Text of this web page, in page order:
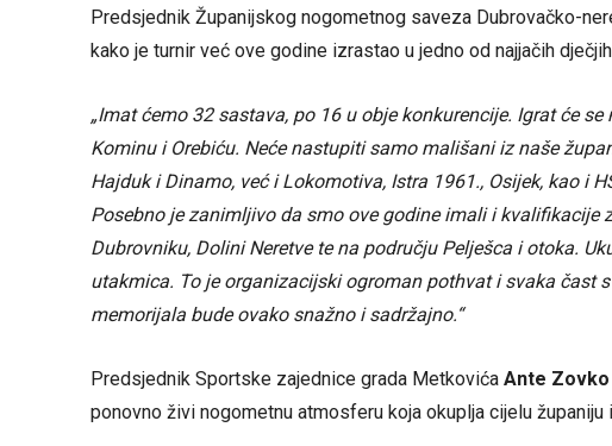
Predsjednik Županijskog nogometnog saveza Dubrovačko-
kako je turnir već ove godine izrastao u jedno od najjačih
„Imat ćemo 32 sastava, po 16 u obje konkurencije. Igrat će
Kominu i Orebiću. Neće nastupiti samo mališani iz naše
Hajduk i Dinamo, već i Lokomotiva, Istra 1961., Osijek, kao i
Posebno je zanimljivo da smo ove godine imali i kvalifikacije
Dubrovniku, Dolini Neretve te na području Pelješca i otoka.
utakmica. To je organizacijski ogroman pothvat i svaka čast
memorijala bude ovako snažno i sadržajno.“
Predsjednik Sportske zajednice grada Metkovića Ante Zovko
ponovno živi nogometnu atmosferu koja okuplja cijelu županiju